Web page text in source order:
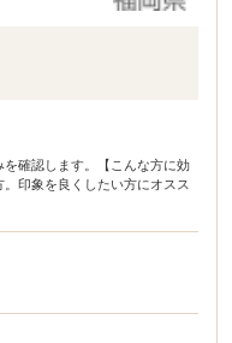
確認します。【こんな方に効
印象を良くしたい方にオスス